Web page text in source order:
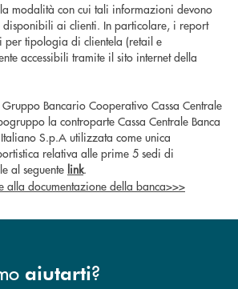
modalità con cui tali informazioni devono
disponibili ai clienti. In particolare, i report
per tipologia di clientela (retail e
accessibili tramite il sito internet della
Bancario Cooperativo Cassa Centrale
la controparte Cassa Centrale Banca
S.p.A utilizzata come unica
relativa alle prime 5 sedi di
al seguente link.
alla documentazione della banca>>>
aiutarti?